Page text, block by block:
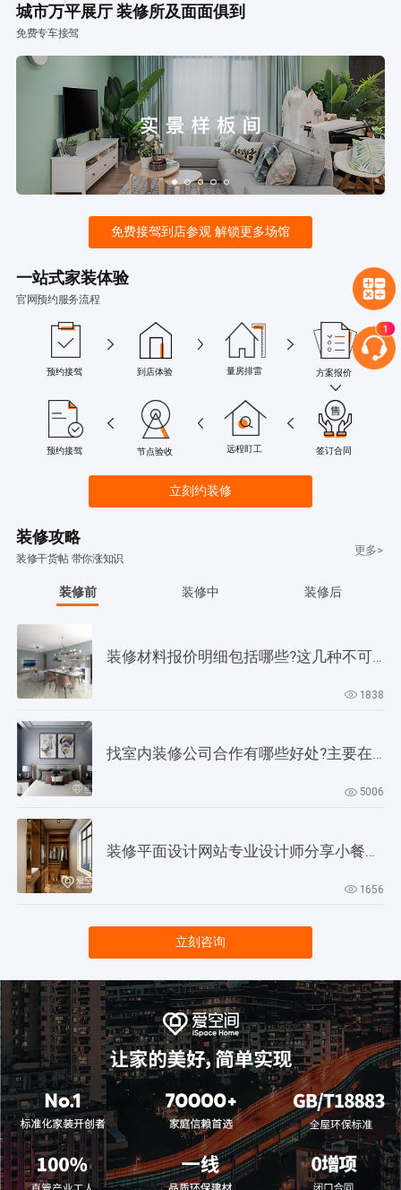
城市万平展厅 装修所及面面俱到
免费专车接驾
免费接驾到店参观 解锁更多场馆
一站式家装体验
官网预约服务流程
预约接驾 到店体验 量房排雷 方案报价
预约接驾 节点验收 远程盯工 签订合同
立刻约装修
装修攻略
装修干货帖 带你涨知识
更多>
装修前 装修中 装修后
装修材料报价明细包括哪些?这几种不可缺少!
1838
找室内装修公司合作有哪些好处?主要在以下4个方面!
5006
1656
立刻咨询